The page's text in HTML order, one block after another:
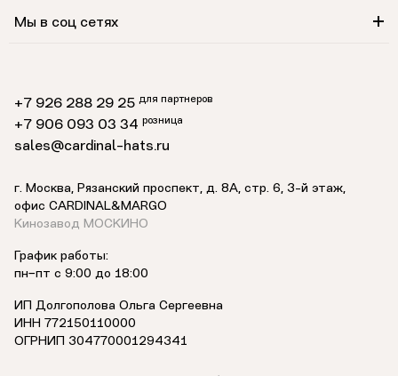
Мы в соц сетях
+7 926 288 29 25 для партнеров
+7 906 093 03 34 розница
sales@cardinal-hats.ru
г. Москва, Рязанский проспект, д. 8А, стр. 6, 3-й этаж
офис CARDINAL&MARGO
Кинозавод МОСКИНО
График работы:
пн−пт с 9:00 до 18:00
ИП Долгополова Ольга Сергеевна
ИНН 772150110000
ОГРНИП 304770001294341